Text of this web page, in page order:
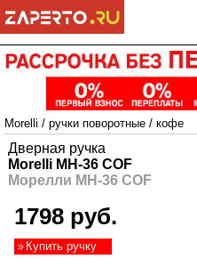
Morelli / ручки поворотные / кофе
Дверная ручка
Morelli MH-36 COF
Морелли MH-36 COF
1798 руб.
Купить ручку